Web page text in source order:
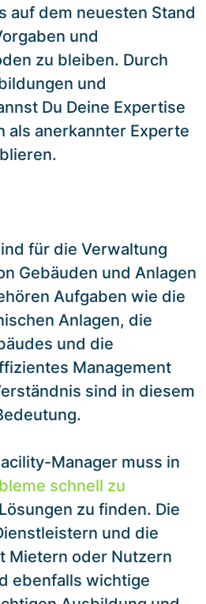
auf dem neuesten Stand
und
zu bleiben. Durch
und
Du Deine Expertise
als anerkannter Experte
für die Verwaltung
Gebäuden und Anlagen
Aufgaben wie die
Anlagen, die
und die
Management
sind in diesem
Manager muss in
schnell zu
zu finden. Die
und die
Mietern oder Nutzern
ebenfalls wichtige